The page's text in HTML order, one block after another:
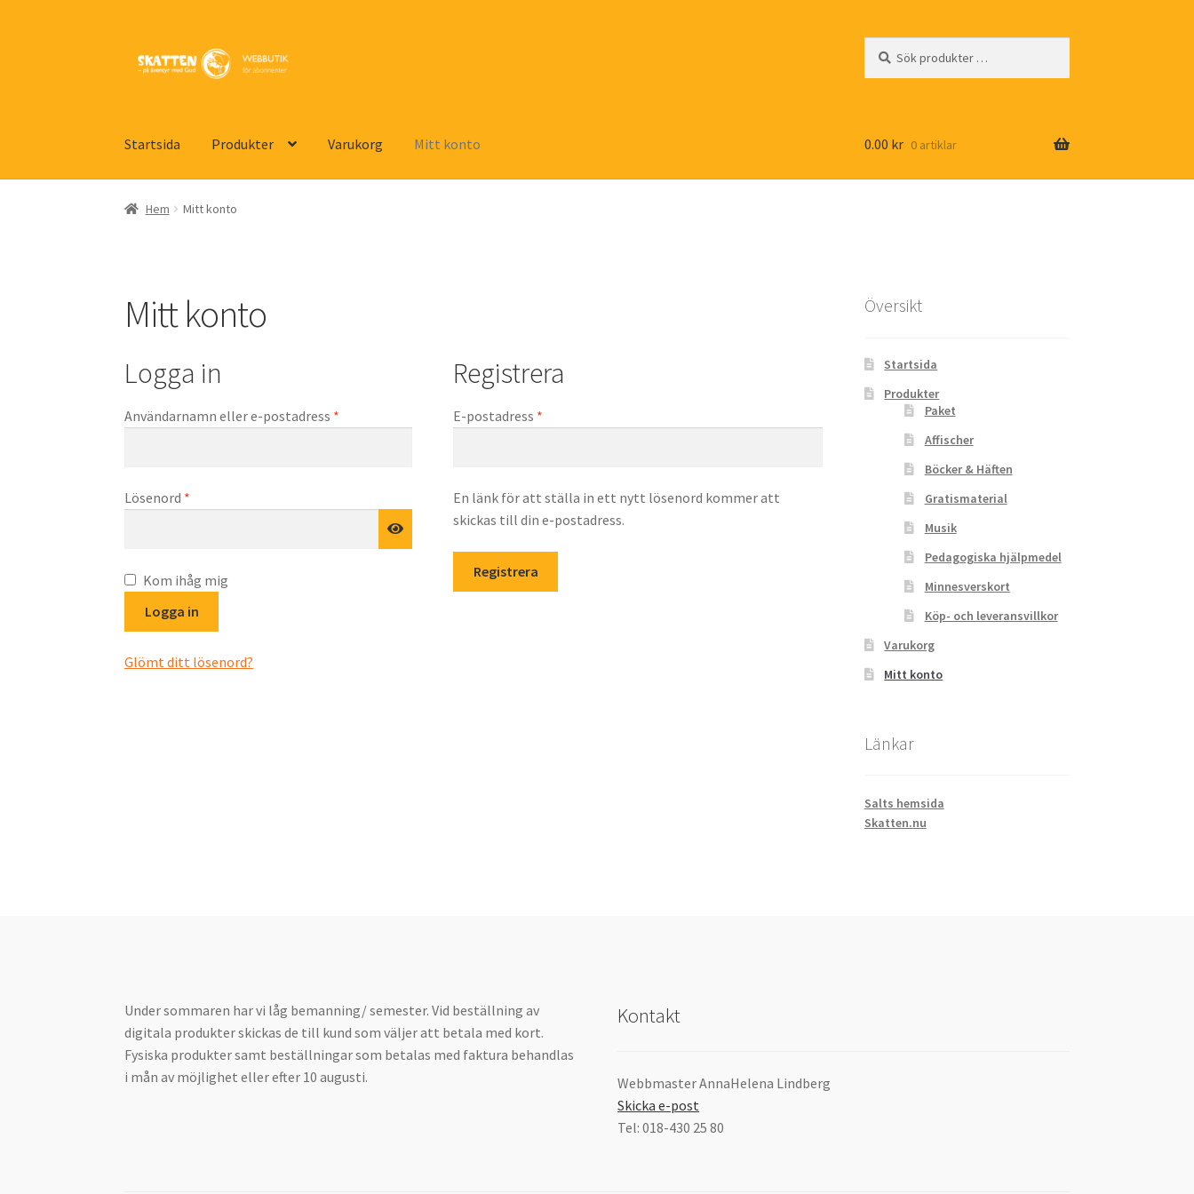
till
till
efter:
Startsida Produkter Varukorg Mitt konto
Hem Köp- och leveransvillkor
0.00 kr 0 artiklar
Hem Mitt konto
Mitt konto
Logga in
Användarnamn eller e-postadress *
Lösenord *
Kom ihåg mig
Logga in
Glömt ditt lösenord?
Registrera
E-postadress *
En länk för att ställa in ett nytt lösenord kommer att
skickas till din e-postadress.
Registrera
Översikt
Startsida
Produkter
Paket
Affischer
Böcker & Häften
Gratismaterial
Musik
Pedagogiska hjälpmedel
Minnesverskort
Köp- och leveransvillkor
Varukorg
Mitt konto
Länkar
Salts hemsida
Skatten.nu
Under sommaren har vi låg bemanning/ semester. Vid beställning av
digitala produkter skickas de till kund som väljer att betala med kort.
Fysiska produkter samt beställningar som betalas med faktura behandlas
i mån av möjlighet eller efter 10 augusti.
Kontakt
Webbmaster AnnaHelena Lindberg
Skicka e-post
Tel: 018-430 25 80